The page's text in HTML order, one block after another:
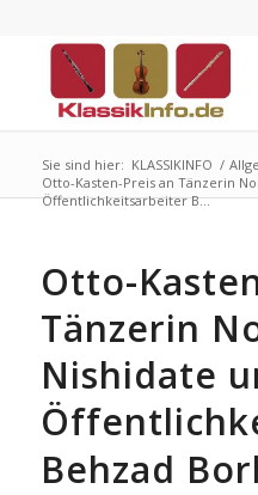
Sie sind hier: KLASSIKINFO /
Otto-Kasten-Preis an Tänzerin
Öffentlichkeitsarbeiter B...
Otto-
Tänzerin
Nishidate
Behzad